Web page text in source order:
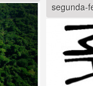
segunda-